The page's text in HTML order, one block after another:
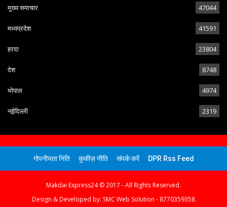
मुख्य समाचार 47044
मध्यप्रदेश 41591
हरदा 23804
देश 8748
भोपाल 4974
नईदिल्ली 2319
गोपनीयता निति कुकीज़ नीति संपर्क करें DPR Rss Feed
Makdai Express24 © 2017 - All Rights Reserved.
Design & Developed by: SMC Web Solution - 8770359358